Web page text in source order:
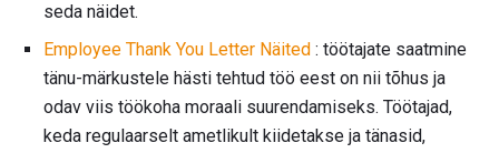
seda näidet.
Employee Thank You Letter Näited : töötajate saatmine
tänu-märkustele hästi tehtud töö eest on nii tõhus ja
odav viis töökoha moraali suurendamiseks. Töötajad,
keda regulaarselt ametlikult kiidetakse ja tänasid,